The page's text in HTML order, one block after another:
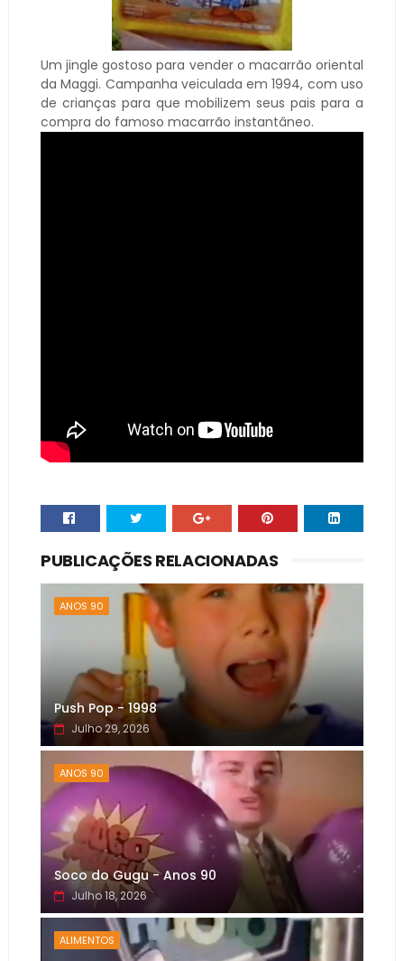
Um jingle gostoso para vender o macarrão oriental
da Maggi. Campanha veiculada em 1994, com uso
de crianças para que mobilizem seus pais para a
compra do famoso macarrão instantâneo.
PUBLICAÇÕES RELACIONADAS
ANOS 90
Push Pop - 1998
Julho 29, 2026
ANOS 90
Soco do Gugu - Anos 90
Julho 18, 2026
ALIMENTOS